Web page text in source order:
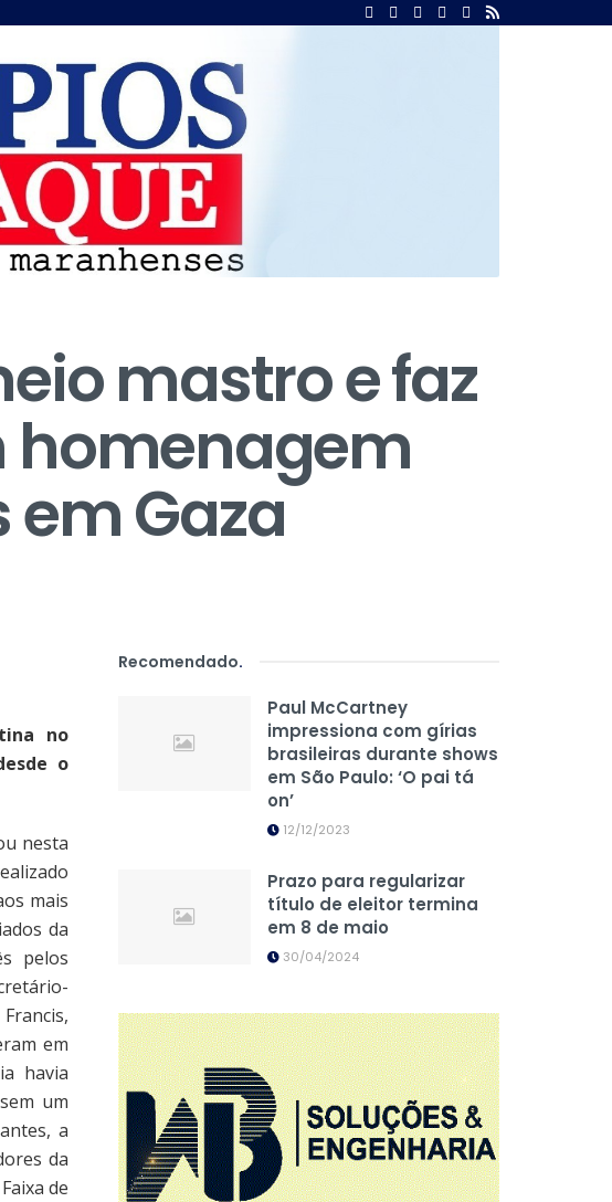
mastro e faz
homenagem
Gaza
no
o
nesta
mais
da
pelos
em
havia
um
a
da
de
Recomendado.
Paul McCartney
impressiona com gírias
brasileiras durante shows
em São Paulo: ‘O pai tá
on’
12/12/2023
Prazo para regularizar
título de eleitor termina
em 8 de maio
30/04/2024